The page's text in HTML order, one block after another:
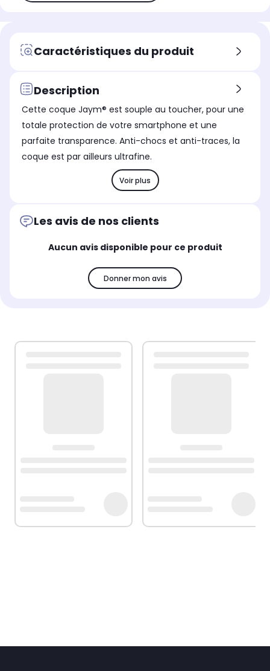
Caractéristiques du produit
Description
Cette coque Jaym® est souple au toucher, pour une
totale protection de votre smartphone et une
parfaite transparence. Anti-chocs et anti-traces, la
coque est par ailleurs ultrafine.
Voir plus
Les avis de nos clients
Aucun avis disponible pour ce produit
Donner mon avis